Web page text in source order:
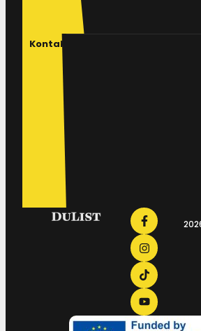
Kontakt